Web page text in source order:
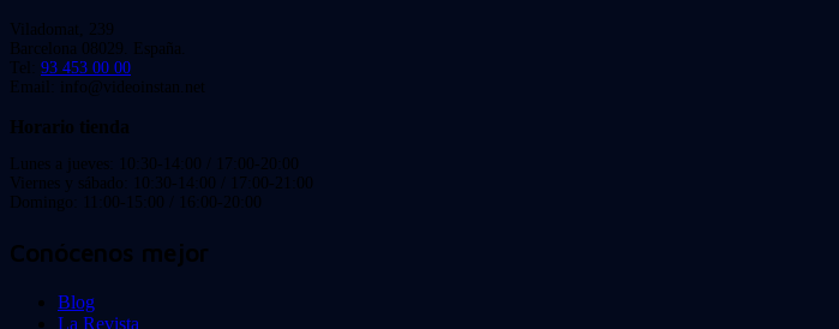
Viladomat, 239
Barcelona 08029. España.
Tel: 93 453 00 00
Email: info@videoinstan.net
Horario tienda
Lunes a jueves: 10:30-14:00 / 17:00-20:00
Viernes y sábado: 10:30-14:00 / 17:00-21:00
Domingo: 11:00-15:00 / 16:00-20:00
Conócenos mejor
Blog
La Revista